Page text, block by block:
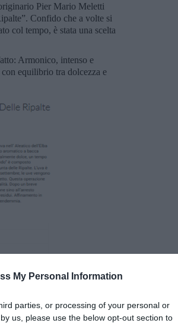
My Personal Information
parties, or processing of your personal or
us, please use the below opt-out section to
Pier Mario Meletti
Confido che a volte si
col tempo, è stata una scelta
Armonico, intenso e
equilibrio tra dolcezza e